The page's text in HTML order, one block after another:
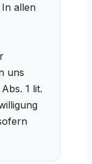
allen
uns
1 lit.